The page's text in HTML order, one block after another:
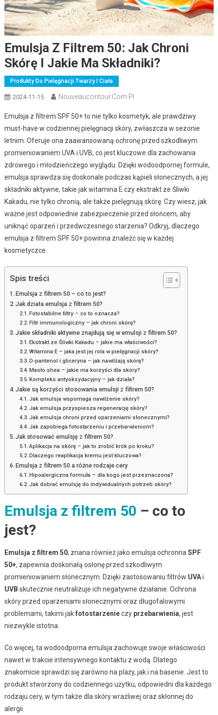
Emulsja Z Filtrem 50: Jak Chroni
Skórę I Jakie Ma Składniki?
Produkty Do Pielęgnacji Twarzy I Ciała
2024-11-15 Nouveaucontour.com.pl
Emulsja z filtrem SPF 50+ to nie tylko kosmetyk, ale prawdziwy
must-have w codziennej pielęgnacji skóry, zwłaszcza w sezonie
letnim. Oferuje ona zaawansowaną ochronę przed szkodliwym
promieniowaniem UVA i UVB, co jest kluczowe dla zachowania
zdrowego i młodzieńczego wyglądu. Dzięki wodoodpornej formule,
emulsja sprawdza się doskonale podczas kąpieli słonecznych, a jej
składniki aktywne, takie jak witamina E czy ekstrakt ze Śliwki
Kakadu, nie tylko chronią, ale także pielęgnują skórę. Czy wiesz, jak
ważne jest odpowiednie zabezpieczenie przed słońcem, aby
uniknąć oparzeń i przedwczesnego starzenia? Odkryj, dlaczego
emulsja z filtrem SPF 50+ powinna znaleźć się w każdej
kosmetyczce.
Spis treści
Emulsja z filtrem 50 – co to jest?
Jak działa emulsja z filtrem 50?
Fotostabilne filtry – co to oznacza?
Filtr immunologiczny – jak chroni skórę?
Jakie składniki aktywne znajdują się w emulsji z filtrem 50?
Ekstrakt ze Śliwki Kakadu – jakie ma właściwości?
Witamina E – jaka jest jej rola w pielęgnacji skóry?
D-pantenol i gliceryna – jak nawilżają skórę?
Masło shea – jakie ma korzyści dla skóry?
Kompleks antyoksydacyjny – jak działa?
Jakie są korzyści stosowania emulsji z filtrem 50?
Jak emulsja wspomaga nawilżenie skóry?
Jak emulsja przyspiesza regenerację skóry?
Jak emulsja chroni przed oparzeniami słonecznymi?
Jak zapobiega fotostarzeniu i przebarwieniom?
Jak stosować emulsję z filtrem 50?
Aplikacja na skórę – jak to zrobić krok po kroku?
Dlaczego reaplikacja kremu jest kluczowa?
Emulsja z filtrem 50 a różne rodzaje cery
Hipoalergiczna formuła – dla kogo jest przeznaczona?
Jak dobrać emulsję do indywidualnych potrzeb skóry?
Emulsja z filtrem 50 – co to
jest?
Emulsja z filtrem 50, znana również jako emulsja ochronna SPF
50+, zapewnia doskonałą osłonę przed szkodliwym
promieniowaniem słonecznym. Dzięki zastosowaniu filtrów UVAi
UVB skutecznie neutralizuje ich negatywne działanie. Ochrona
skóry przed oparzeniami słonecznymi oraz długofalowymi
problemami, takimi jakfotostarzenieczy przebarwienia, jest
niezwykle istotna.
Co więcej, ta wodoodporna emulsja zachowuje swoje właściwości
nawet w trakcie intensywnego kontaktu z wodą. Dlatego
znakomicie sprawdzi się zarówno na plaży, jak i na basenie. Jest to
produkt stworzony do codziennego użytku, odpowiedni dla każdego
rodzaju cery, w tym także dla skóry wrażliwej oraz skłonnej do
alergii.